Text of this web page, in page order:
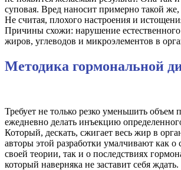
суповая. Вред наносит примерно такой
Не считая, плохого настроения и
Причины схожи: нарушение естественного
жиров, углеводов и микроэлементов в
Методика гормональной
Требует не только резко уменьшить объем
ежедневно делать инъекцию
Который, дескать, сжигает весь жир в
авторы этой разработки умалчивают как о
своей теории, так и о последствиях
который наверняка не заставит себя ждать.